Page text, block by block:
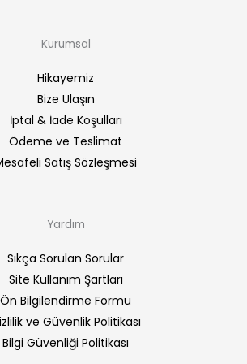
Kurumsal
Hikayemiz
Bize Ulaşın
İptal & İade Koşulları
Ödeme ve Teslimat
Satış Sözleşmesi
Yardım
Sıkça Sorulan Sorular
Site Kullanım Şartları
Ön Bilgilendirme Formu
ve Güvenlik Politikası
Bilgi Güvenliği Politikası